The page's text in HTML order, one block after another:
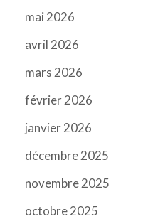
mai 2026
avril 2026
mars 2026
février 2026
janvier 2026
décembre 2025
novembre 2025
octobre 2025